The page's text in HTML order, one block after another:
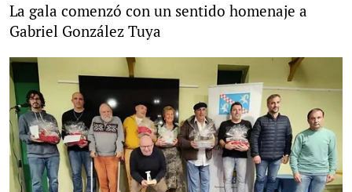
La gala comenzó con un sentido homenaje a
Gabriel González Tuya